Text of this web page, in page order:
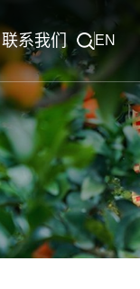
联系我们
联系电话
EN